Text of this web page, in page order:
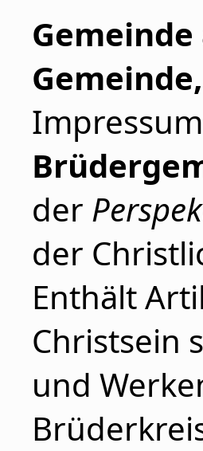
der
der
Enthält
Christsein
und